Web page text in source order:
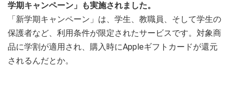
学期キャンペーン」も実施されました。
「新学期キャンペーン」は、学生、教職員、そして学生の
保護者など、利用条件が限定されたサービスです。対象商
品に学割が適用され、購入時にAppleギフトカードが還元
されるんだとか。